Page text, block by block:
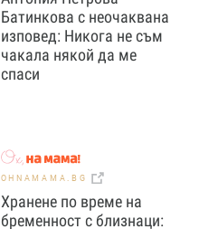
Батинкова с неочаквана
изповед: Никога не съм
чакала някой да ме
спаси
OHNAMAMA.BG
Хранене по време на
бременност с близнаци: